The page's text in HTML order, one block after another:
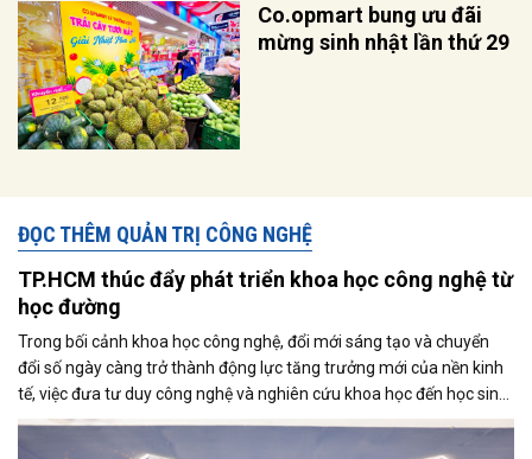
Co.opmart bung ưu đãi
mừng sinh nhật lần thứ 29
ĐỌC THÊM QUẢN TRỊ CÔNG NGHỆ
TP.HCM thúc đẩy phát triển khoa học công nghệ từ
học đường
Trong bối cảnh khoa học công nghệ, đổi mới sáng tạo và chuyển
đổi số ngày càng trở thành động lực tăng trưởng mới của nền kinh
tế, việc đưa tư duy công nghệ và nghiên cứu khoa học đến học sinh
đang được xem là bước đi quan trọng để hình thành nguồn nhân
lực tương lai. Tại TP.HCM - trung tâm kinh tế, khoa học công nghệ